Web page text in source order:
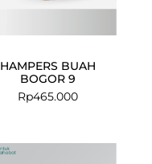
HAMPERS BUAH
BOGOR 9
Rp465.000